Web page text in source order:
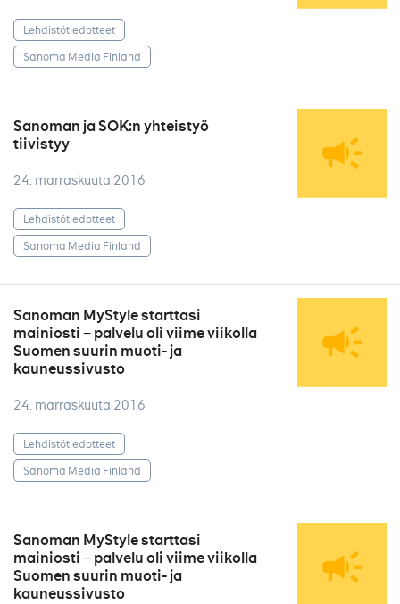
Lehdistötiedotteet
Sanoma Media Finland
Sanoman ja SOK:n yhteistyö
tiivistyy
24. marraskuuta 2016
Lehdistötiedotteet
Sanoma Media Finland
Sanoman MyStyle starttasi
mainiosti − palvelu oli viime viikolla
Suomen suurin muoti- ja
kauneussivusto
24. marraskuuta 2016
Lehdistötiedotteet
Sanoma Media Finland
Sanoman MyStyle starttasi
mainiosti − palvelu oli viime viikolla
Suomen suurin muoti- ja
kauneussivusto